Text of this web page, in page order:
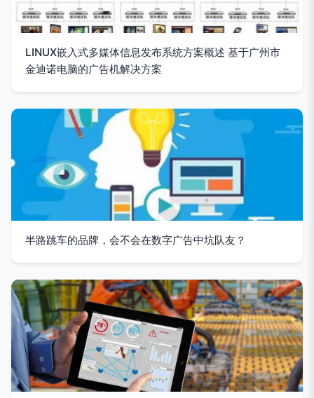
LINUX嵌入式多媒体信息发布系统方案概述 基于广州市
金迪诺电脑的广告机解决方案
半路跳车的品牌，会不会在数字广告中坑队友？